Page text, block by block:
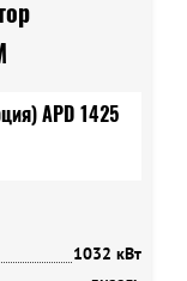
1032 кВт